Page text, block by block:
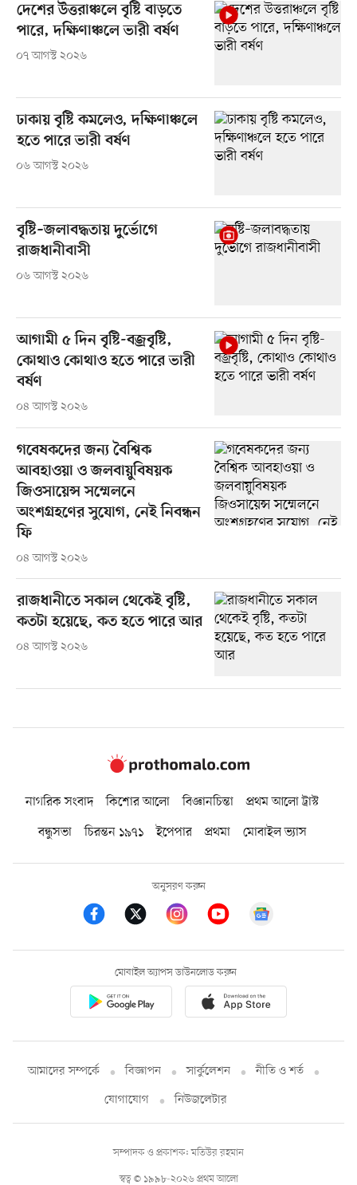
দেশের উত্তরাঞ্চলে বৃষ্টি বাড়তে
পারে, দক্ষিণাঞ্চলে ভারী বর্ষণ
০৭ আগস্ট ২০২৬
ঢাকায় বৃষ্টি কমলেও, দক্ষিণাঞ্চলে
হতে পারে ভারী বর্ষণ
০৬ আগস্ট ২০২৬
বৃষ্টি–জলাবদ্ধতায় দুর্ভোগে
রাজধানীবাসী
০৬ আগস্ট ২০২৬
আগামী ৫ দিন বৃষ্টি-বজ্রবৃষ্টি,
কোথাও কোথাও হতে পারে ভারী
বর্ষণ
০৪ আগস্ট ২০২৬
গবেষকদের জন্য বৈশ্বিক
আবহাওয়া ও জলবায়ুবিষয়ক
জিওসায়েন্স সম্মেলনে
অংশগ্রহণের সুযোগ, নেই নিবন্ধন
ফি
০৪ আগস্ট ২০২৬
রাজধানীতে সকাল থেকেই বৃষ্টি,
কতটা হয়েছে, কত হতে পারে আর
০৪ আগস্ট ২০২৬
নাগরিক সংবাদ কিশোর আলো বিজ্ঞানচিন্তা
প্রথম আলো ট্রাস্ট
বন্ধুসভা
চিরন্তন ১৯৭১ ইপেপার প্রথমা মোবাইল ভ্যাস
অনুসরণ করুন
মোবাইল অ্যাপস ডাউনলোড করুন
আমাদের সম্পর্কে বিজ্ঞাপন সার্কুলেশন
নীতি ও শর্ত
যোগাযোগ
নিউজলেটার
স্বত্ব © ১৯৯৮-২০২৬ প্রথম আলো
সম্পাদক ও প্রকাশক: মতিউর রহমান